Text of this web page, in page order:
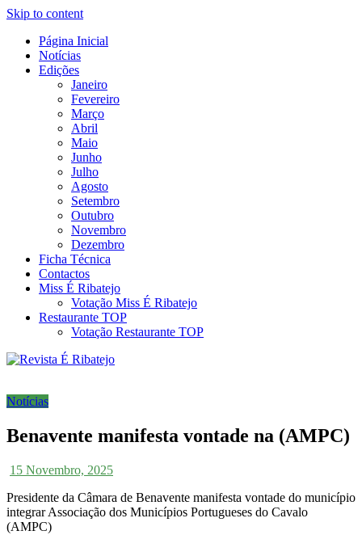
Skip to content
É Ribatejo – Revista Social
Online
Revista Social Online
Página Inicial
Notícias
Edições
Janeiro
Fevereiro
Março
Abril
Maio
Junho
Julho
Agosto
Setembro
Outubro
Novembro
Dezembro
Ficha Técnica
Contactos
Miss É Ribatejo
Votação Miss É Ribatejo
Restaurante TOP
Votação Restaurante TOP
Notícias
Benavente manifesta vontade na (AMPC)
15 Novembro, 2025
Presidente da Câmara de Benavente manifesta vontade do município
integrar Associação dos Municípios Portugueses do Cavalo
(AMPC)